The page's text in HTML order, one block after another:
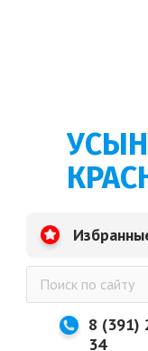
8 (391)
34